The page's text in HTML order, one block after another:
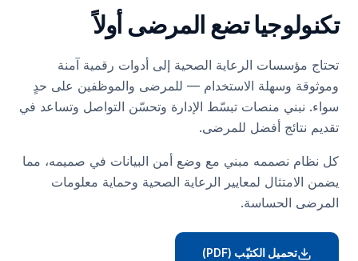
تكنولوجيا تضع المرضى أولاً
تحتاج مؤسسات الرعاية الصحية إلى أدوات رقمية آمنة
وموثوقة وسهلة الاستخدام — للمرضى والموظفين على حدٍ
سواء. نبني منصات تبسّط الإدارة وتحسّن التواصل وتساعد في
تقديم نتائج أفضل للمرضى.
كل نظام نصممه مبني مع وضع أمن البيانات في صميمه، مما
يضمن الامتثال لمعايير الرعاية الصحية وحماية معلومات
المرضى الحساسة.
تحميل الكتيّب (PDF)